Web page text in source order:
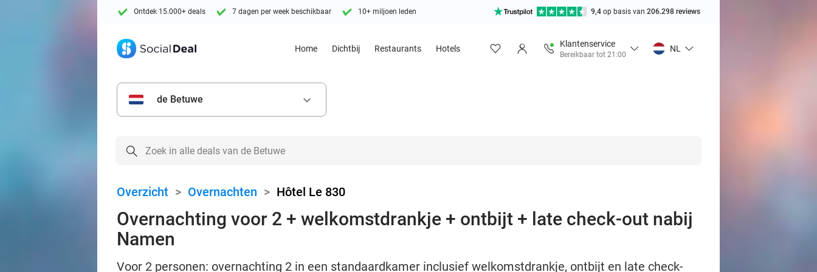
Ontdek 15.000+ deals 7 dagen per week beschikbaar 10+ miljoen leden 9,4 op basis van 206.298 reviews
Home Dichtbij Restaurants Hotels
Klantenservice
Bereikbaar tot 21:00
NL
de Betuwe keyboard_arrow_down
Overzicht > Overnachten > Hôtel Le 830
Overnachting voor 2 + welkomstdrankje + ontbijt + late check-out nabij
Namen
Voor 2 personen: overnachting 2 in een standaardkamer inclusief welkomstdrankje, ontbijt en late check-